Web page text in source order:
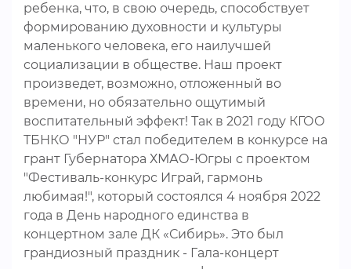
ребенка, что, в свою очередь, способствует
формированию духовности и культуры
маленького человека, его наилучшей
социализации в обществе. Наш проект
произведет, возможно, отложенный во
времени, но обязательно ощутимый
воспитательный эффект! Так в 2021 году КГОО
ТБНКО "НУР" стал победителем в конкурсе на
грант Губернатора ХМАО-Югры с проектом
"Фестиваль-конкурс Играй, гармонь
любимая!", который состоялся 4 ноября 2022
года в День народного единства в
концертном зале ДК «Сибирь». Это был
грандиозный праздник - Гала-концерт